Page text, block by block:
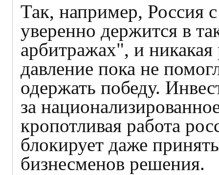
Так, например, Россия
уверенно держится в
арбитражах", и
давление пока не
одержать победу.
за
кропотливая работа
блокирует даже
бизнесменов решения.